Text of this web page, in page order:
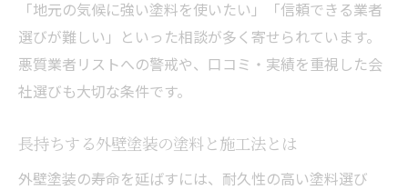
「地元の気候に強い塗料を使いたい」「信頼できる業者
選びが難しい」といった相談が多く寄せられています。
悪質業者リストへの警戒や、口コミ・実績を重視した会
社選びも大切な条件です。
長持ちする外壁塗装の塗料と施工法とは
外壁塗装の寿命を延ばすには、耐久性の高い塗料選び